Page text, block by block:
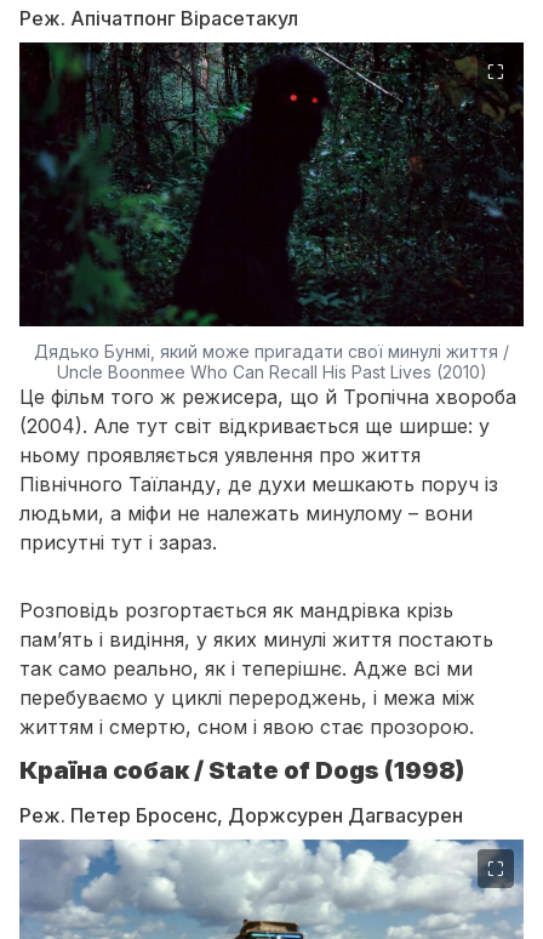
Реж. Апічатпонг Вірасетакул
⛶
Дядько Бунмі, який може пригадати свої минулі життя /
Uncle Boonmee Who Can Recall His Past Lives (2010)
Це фільм того ж режисера, що й Тропічна хвороба
(2004). Але тут світ відкривається ще ширше: у
ньому проявляється уявлення про життя
Північного Таїланду, де духи мешкають поруч із
людьми, а міфи не належать минулому – вони
присутні тут і зараз.
Розповідь розгортається як мандрівка крізь
пам’ять і видіння, у яких минулі життя постають
так само реально, як і теперішнє. Адже всі ми
перебуваємо у циклі перероджень, і межа між
життям і смертю, сном і явою стає прозорою.
Країна собак / State of Dogs (1998)
Реж. Петер Бросенс, Доржсурен Дагвасурен
⛶